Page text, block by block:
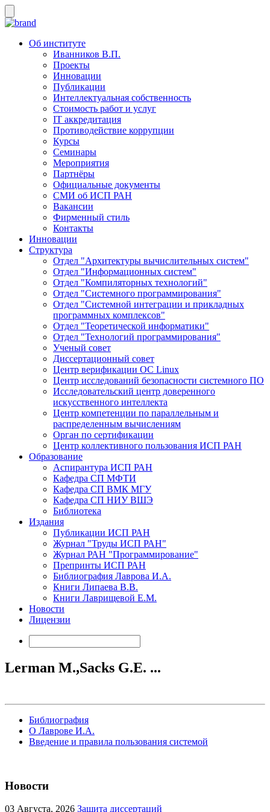
Об институте
Иванников В.П.
Проекты
Инновации
Публикации
Интеллектуальная собственность
Стоимость работ и услуг
IT аккредитация
Противодействие коррупции
Курсы
Семинары
Мероприятия
Партнёры
Официальные документы
СМИ об ИСП РАН
Вакансии
Фирменный стиль
Контакты
Инновации
Структура
Отдел "Архитектуры вычислительных систем"
Отдел "Информационных систем"
Отдел "Компиляторных технологий"
Отдел "Системного программирования"
Отдел "Системной интеграции и прикладных
программных комплексов"
Отдел "Теоретической информатики"
Отдел "Технологий программирования"
Ученый совет
Диссертационный совет
Центр верификации ОС Linux
Центр исследований безопасности системного ПО
Исследовательский центр доверенного
искусственного интеллекта
Центр компетенции по параллельным и
распределенным вычислениям
Орган по сертификации
Центр коллективного пользования ИСП РАН
Образование
Аспирантура ИСП РАН
Кафедра СП МФТИ
Кафедра СП ВМК МГУ
Кафедра СП НИУ ВШЭ
Библиотека
Издания
Публикации ИСП РАН
Журнал "Труды ИСП РАН"
Журнал РАН "Программирование"
Препринты ИСП РАН
Библиография Лаврова И.А.
Книги Липаева В.В.
Книги Лаврищевой Е.М.
Новости
Лицензии
Lerman M.,Sacks G.E. ...
Библиография
О Лаврове И.А.
Введение и правила пользования системой
Новости
03 Августа, 2026 Защита диссертаций